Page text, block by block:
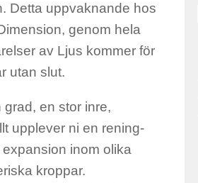
Detta uppvaknande hos
genom hela
av Ljus kommer för
utan slut.
en stor inre,
upplever ni en rening-
inom olika
kroppar.